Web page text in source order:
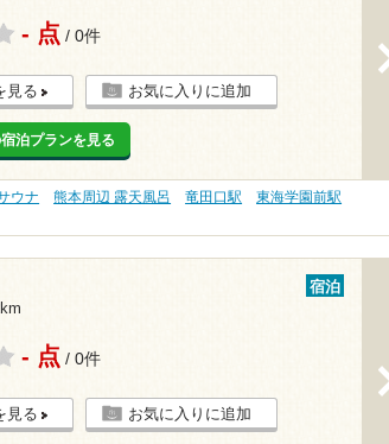
- 点 / 0件
見る お気に入りに追加
泊プランを見る
ウナ 熊本周辺 露天風呂 竜田口駅
東海学園前駅
宿泊
- 点 / 0件
見る お気に入りに追加